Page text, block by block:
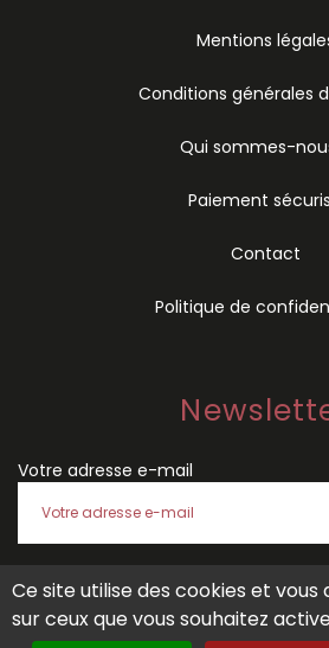
Mentions
Conditions générales
Qui sommes-
Paiement
Contact
Politique de
Votre adresse e-mail
J'accepte les conditions générales
de confidentialité
Ce site utilise des cookies et
sur ceux que vous souhaitez